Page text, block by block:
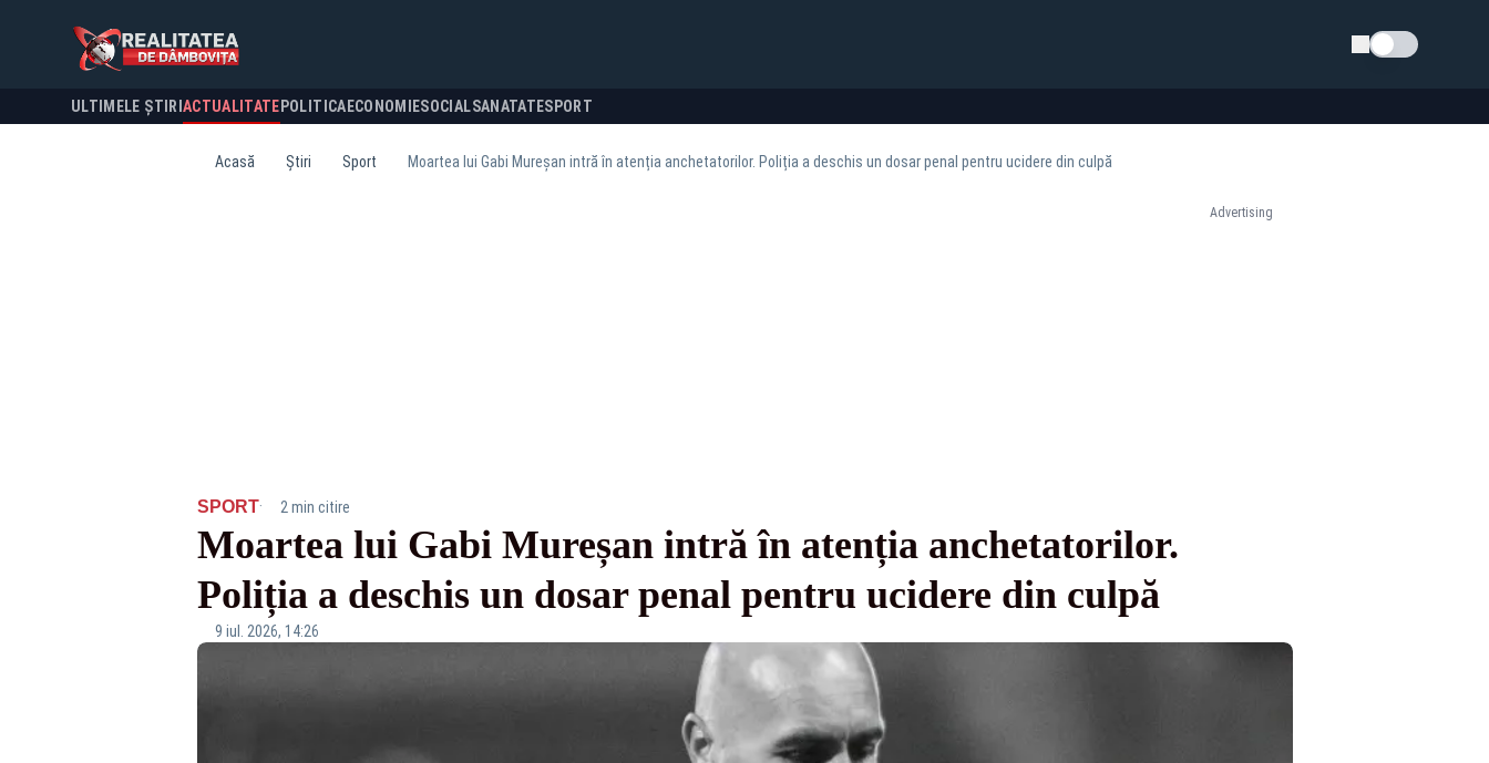
Schimba tema
ULTIMELE ȘTIRI ACTUALITATE POLITICA ECONOMIESOCIALSANATATESPORT
Acasă Știri Sport Moartea lui Gabi Mureșan intră în atenția anchetatorilor. Poliția a deschis un dosar penal pentru ucidere din culpă
Advertising
SPORT· 2 min citire
Moartea lui Gabi Mureșan intră în atenția anchetatorilor.
Poliția a deschis un dosar penal pentru ucidere din culpă
9 iul. 2026, 14:26